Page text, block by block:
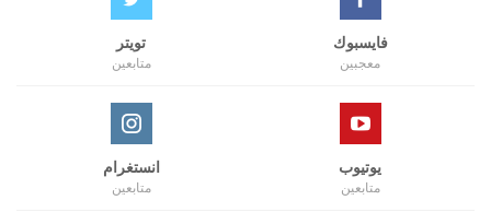
فايسبوك
معجبين
تويتر
متابعين
يوتيوب
متابعين
انستغرام
متابعين